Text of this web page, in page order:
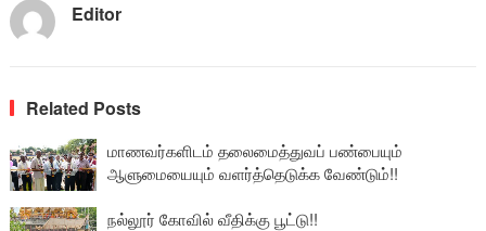
Editor
Related Posts
மாணவர்களிடம் தலைமைத்துவப் பண்பையும்
ஆளுமையையும் வளர்த்தெடுக்க வேண்டும்!!
நல்லூர் கோவில் வீதிக்கு பூட்டு!!